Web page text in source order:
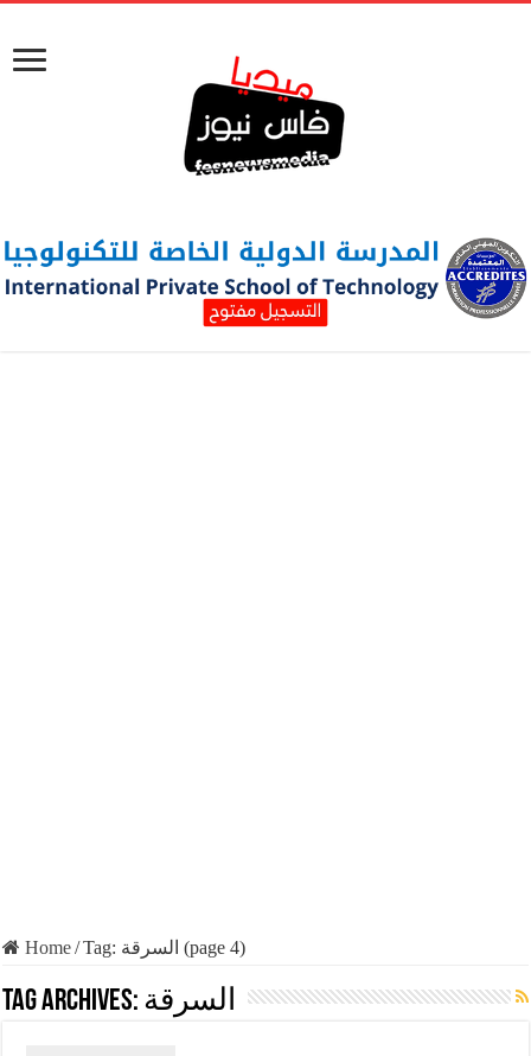
Home/Tag: السرقة (page 4)
Tag Archives: السرقة